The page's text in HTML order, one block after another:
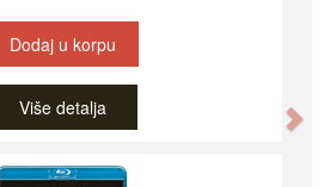
Dodaj u korpu
Više detalja